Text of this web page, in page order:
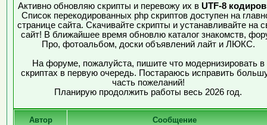
Активно обновляю скрипты и перевожу их в UTF-8
Список перекодированных php скриптов доступен на
странице сайта. Скачивайте скрипты и устанавливайте на
сайт! В ближайшее время обновлю каталог знакомств,
Про, фотоальбом, доски объявлений лайт и ЛЮКС.
На форуме, пожалуйста, пишите что модернизировать в
скриптах в первую очередь. Постараюсь исправить
часть пожеланий!
Планирую продолжить работы весь 2026 год.
Автор Сообщение